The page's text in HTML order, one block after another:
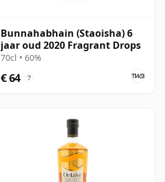
Bunnahabhain (Staoisha) 6
jaar oud 2020 Fragrant Drops
70cl • 60%
€ 64 ?